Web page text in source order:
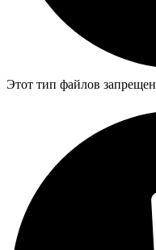
Этот тип файлов запрещен